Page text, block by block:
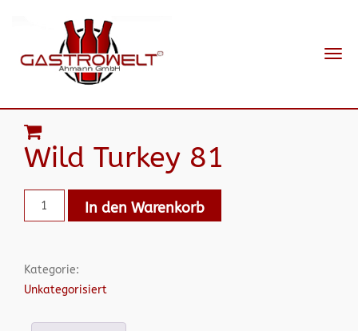
Wild Turkey 81
In den Warenkorb
Kategorie:
Unkategorisiert